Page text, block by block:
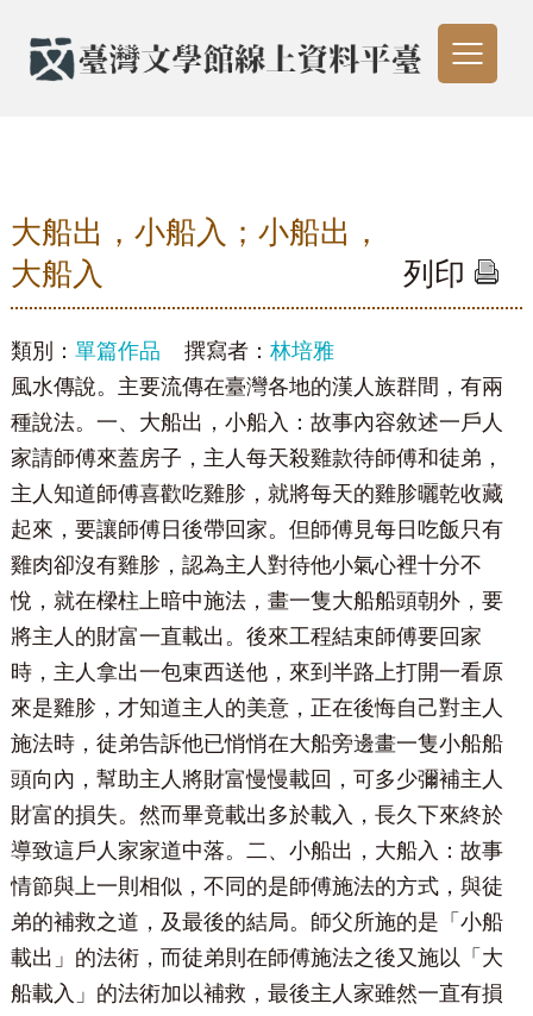
大船出，小船入；小船出，
大船入
列印
類別： 單篇作品 撰寫者： 林培雅
風水傳說。主要流傳在臺灣各地的漢人族群間，有兩
種說法。一、大船出，小船入：故事內容敘述一戶人
家請師傅來蓋房子，主人每天殺雞款待師傅和徒弟，
主人知道師傅喜歡吃雞胗，就將每天的雞胗曬乾收藏
起來，要讓師傅日後帶回家。但師傅見每日吃飯只有
雞肉卻沒有雞胗，認為主人對待他小氣心裡十分不
悅，就在樑柱上暗中施法，畫一隻大船船頭朝外，要
將主人的財富一直載出。後來工程結束師傅要回家
時，主人拿出一包東西送他，來到半路上打開一看原
來是雞胗，才知道主人的美意，正在後悔自己對主人
施法時，徒弟告訴他已悄悄在大船旁邊畫一隻小船船
頭向內，幫助主人將財富慢慢載回，可多少彌補主人
財富的損失。然而畢竟載出多於載入，長久下來終於
導致這戶人家家道中落。二、小船出，大船入：故事
情節與上一則相似，不同的是師傅施法的方式，與徒
弟的補救之道，及最後的結局。師父所施的是「小船
載出」的法術，而徒弟則在師傅施法之後又施以「大
船載入」的法術加以補救，最後主人家雖然一直有損